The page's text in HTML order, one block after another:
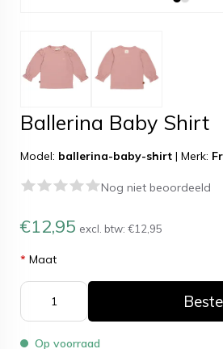
Ballerina Baby Shirt
Model: ballerina-baby-shirt | Merk:
Nog niet beoordeeld
€12,95 excl. btw: €12,95
* Maat
Op voorraad